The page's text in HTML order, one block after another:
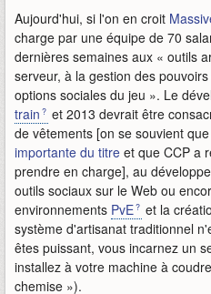
Aujourd'hui, si l'on en croit
charge par une équipe de 70
dernières semaines aux « outils
serveur, à la gestion des
options sociales du jeu ». Le
train
et 2013 devrait être
de vêtements [on se souvient
importante du titre et que CCP a
prendre en charge], au
outils sociaux sur le Web ou
environnements PvE
et la
système d'artisanat traditionnel
êtes puissant, vous incarnez un
installez à votre machine à
chemise »).